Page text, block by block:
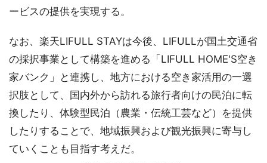
ービスの提供を実現する。
なお、楽天LIFULL STAYは今後、LIFULLが国土交通省
の採択事業として構築を進める「LIFULL HOME'S空き
家バンク」と連携し、地方における空き家活用の一選
択肢として、国内外から訪れる旅行者向けの民泊に転
換したり、体験型民泊（農業・伝統工芸など）を提供
したりすることで、地域振興および観光振興に寄与し
ていくことも目指す考えだ。